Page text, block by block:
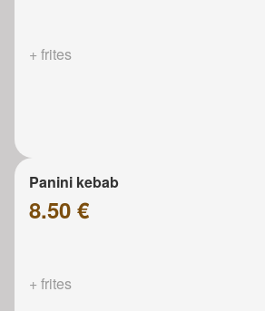
+ frites
Panini kebab
8.50 €
+ frites